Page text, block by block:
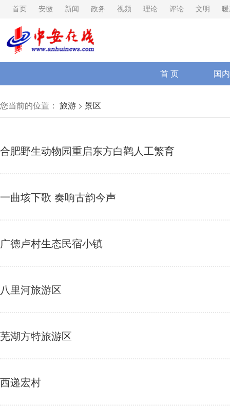
首页 安徽 新闻 政务 视频 理论 评论 文明
首 页 国内
您当前的位置： 旅游 > 景区
合肥野生动物园重启东方白鹳人工繁育
一曲垓下歌 奏响古韵今声
广德卢村生态民宿小镇
八里河旅游区
芜湖方特旅游区
西递宏村